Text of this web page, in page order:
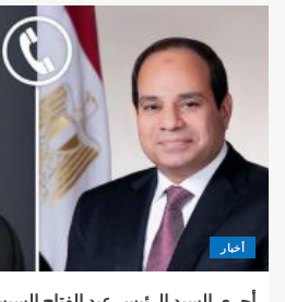
أخبار